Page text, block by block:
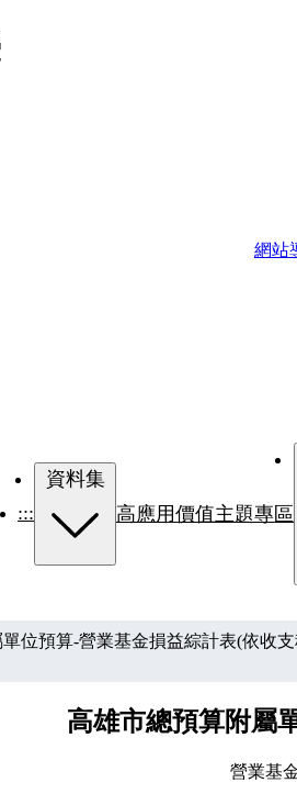
網站
:::
資料集
高應用價值主題專區
位預算-營業基金損益綜計表(依收
高雄市總預算附屬
營業基